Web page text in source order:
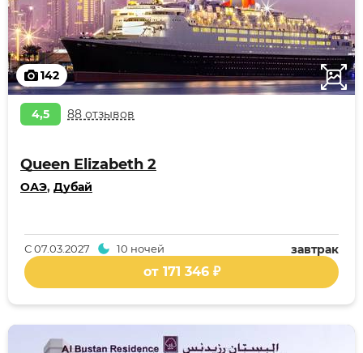
142
4,5 88 отзывов
Queen Elizabeth 2
ОАЭ, Дубай
завтрак
С07.03.2027 10 ночей
от 171 346 ₽